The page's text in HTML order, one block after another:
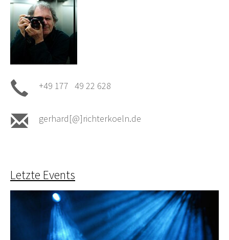
+49 177 49 22 628
gerhard[@]richterkoeln.de
Letzte Events